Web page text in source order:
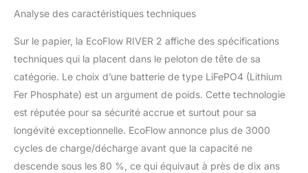
Analyse des caractéristiques techniques
Sur le papier, la EcoFlow RIVER 2 affiche des spécifications
techniques qui la placent dans le peloton de tête de sa
catégorie. Le choix d’une batterie de type LiFePO4 (Lithium
Fer Phosphate) est un argument de poids. Cette technologie
est réputée pour sa sécurité accrue et surtout pour sa
longévité exceptionnelle. EcoFlow annonce plus de 3000
cycles de charge/décharge avant que la capacité ne
descende sous les 80 %, ce qui équivaut à près de dix ans